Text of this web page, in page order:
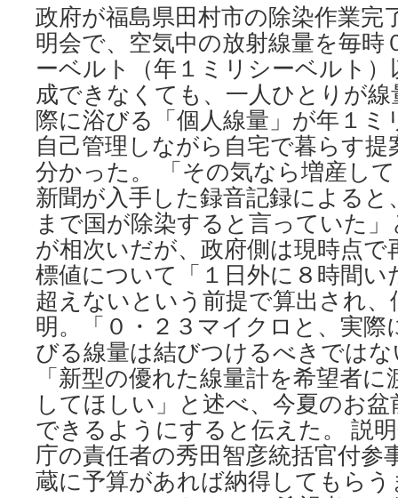
政府が福島県田村市の除染作業完
明会で、空気中の放射線量を毎時
ーベルト（年１ミリシーベルト
成できなくても、一人ひとりが
際に浴びる「個人線量」が年１
自己管理しながら自宅で暮らす
分かった。 「その気なら増産し
新聞が入手した録音記録によると
まで国が除染すると言っていた
が相次いだが、政府側は現時点で
標値について「１日外に８時間
超えないという前提で算出され
明。「０・２３マイクロと、実際
びる線量は結びつけるべきでは
「新型の優れた線量計を希望者
してほしい」と述べ、今夏のお
できるようにすると伝えた。 説
庁の責任者の秀田智彦統括官付参
蔵に予算があれば納得してもら